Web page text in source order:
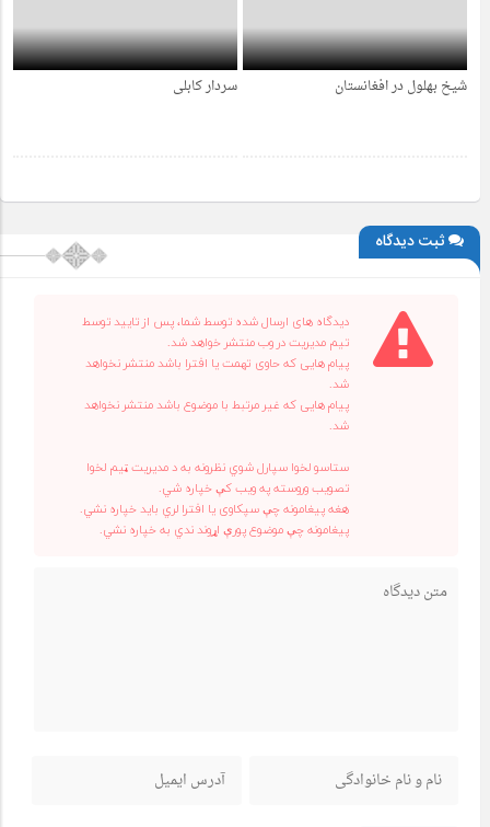
شیخ بهلول در افغانستان سردار کابلی
ثبت دیدگاه
دیدگاه های ارسال شده توسط شما، پس از تایید توسط
تیم مدیریت در وب منتشر خواهد شد.
پیام هایی که حاوی تهمت یا افترا باشد منتشر نخواهد
شد.
پیام هایی که غیر مرتبط با موضوع باشد منتشر نخواهد
شد.
ستاسو لخوا سپارل شوي نظرونه به د مدیریت ټیم لخوا
تصویب وروسته په ویب کې خپاره شي.
هغه پیغامونه چې سپکاوی یا افترا لري باید خپاره نشي.
پیغامونه چې موضوع پورې اړوند ندي به خپاره نشي.